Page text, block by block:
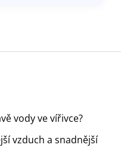
vody ve vířivce?
vzduch a snadnější